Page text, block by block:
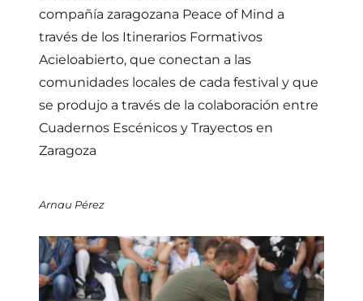
compañía zaragozana Peace of Mind a
través de los Itinerarios Formativos
Acieloabierto, que conectan a las
comunidades locales de cada festival y que
se produjo a través de la colaboración entre
Cuadernos Escénicos y Trayectos en
Zaragoza
Arnau Pérez